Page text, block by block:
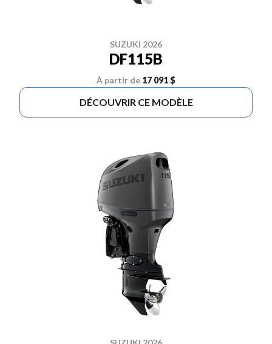
SUZUKI 2026
DF115B
À partir de 17 091 $
DÉCOUVRIR CE MODÈLE